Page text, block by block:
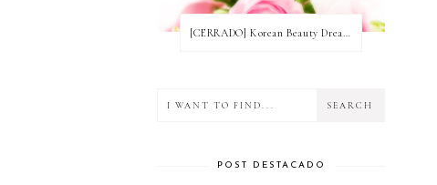
[CERRADO] Korean Beauty Dream Blog Anniversary Nº2! ~ Ganadoras
POST DESTACADO